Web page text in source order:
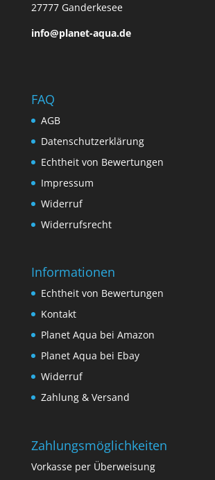
27777 Ganderkesee
info@planet-aqua.de
FAQ
AGB
Datenschutzerklärung
Echtheit von Bewertungen
Impressum
Widerruf
Widerrufsrecht
Informationen
Echtheit von Bewertungen
Kontakt
Planet Aqua bei Amazon
Planet Aqua bei Ebay
Widerruf
Zahlung & Versand
Zahlungsmöglichkeiten
Vorkasse per Überweisung